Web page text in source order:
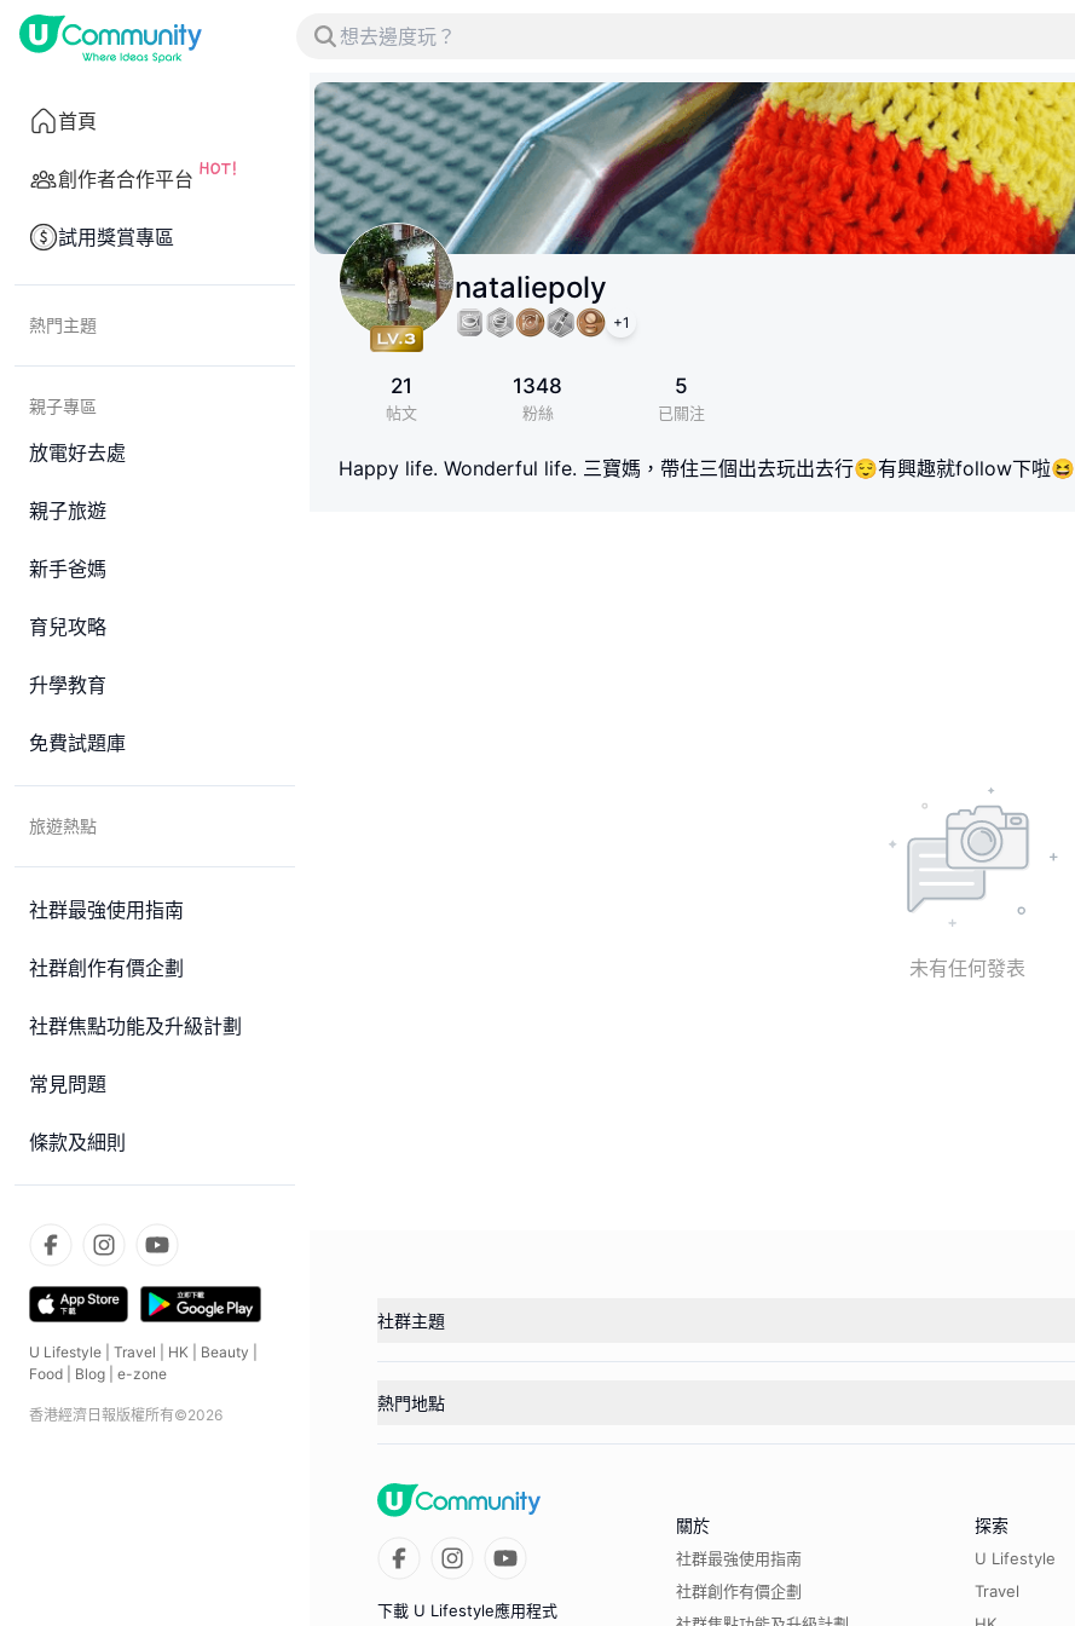
首頁
創作者合作平台
試用獎賞專區
熱門主題
親子專區
放電好去處
親子旅遊
新手爸媽
育兒攻略
升學教育
免費試題庫
旅遊熱點
社群最強使用指南
社群創作有價企劃
社群焦點功能及升級計劃
常見問題
條款及細則
U Lifestyle Travel HK Beauty
Food
Blog e-zone
香港經濟日報版權所有©2026
nataliepoly
+1
21
帖文
1348
粉絲
5
已關注
Happy life. Wonderful life. 三寶媽，帶住三個出去玩出去行😌有興趣就follow下啦😆
未有任何發表
社群主題
熱門地點
下載 U Lifestyle應用程式
關於
社群最強使用指南
社群創作有價企劃
探索
U Lifestyle
Travel